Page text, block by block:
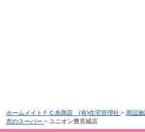
ホームメイトＦＣ糸満店 (有)住宅管理社 > 周辺
市のスーパー > ユニオン豊見城店